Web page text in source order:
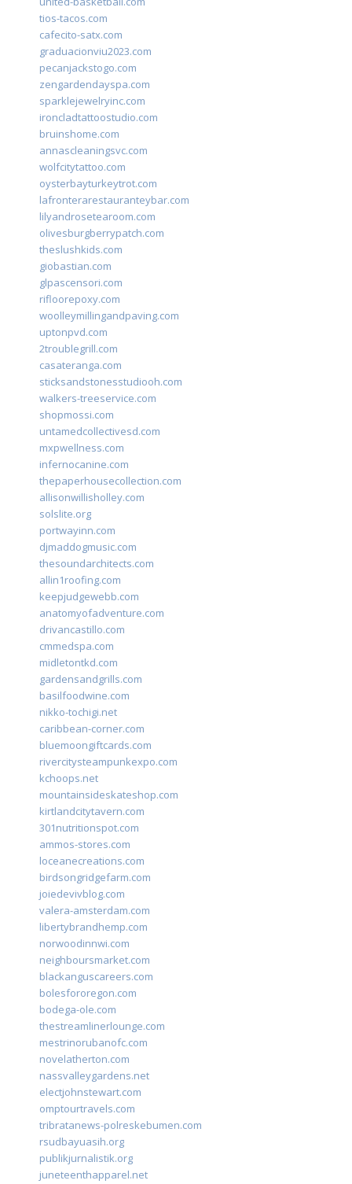
tios-tacos.com
cafecito-satx.com
graduacionviu2023.com
pecanjackstogo.com
zengardendayspa.com
sparklejewelryinc.com
ironcladtattoostudio.com
bruinshome.com
annascleaningsvc.com
wolfcitytattoo.com
oysterbayturkeytrot.com
lafronterarestauranteybar.com
lilyandrosetearoom.com
olivesburgberrypatch.com
theslushkids.com
giobastian.com
glpascensori.com
rifloorepoxy.com
woolleymillingandpaving.com
uptonpvd.com
2troublegrill.com
casateranga.com
sticksandstonesstudiooh.com
walkers-treeservice.com
shopmossi.com
untamedcollectivesd.com
mxpwellness.com
infernocanine.com
thepaperhousecollection.com
allisonwillisholley.com
solslite.org
portwayinn.com
djmaddogmusic.com
thesoundarchitects.com
allin1roofing.com
keepjudgewebb.com
anatomyofadventure.com
drivancastillo.com
cmmedspa.com
midletontkd.com
gardensandgrills.com
basilfoodwine.com
nikko-tochigi.net
caribbean-corner.com
bluemoongiftcards.com
rivercitysteampunkexpo.com
kchoops.net
mountainsideskateshop.com
kirtlandcitytavern.com
301nutritionspot.com
ammos-stores.com
loceanecreations.com
birdsongridgefarm.com
joiedevivblog.com
valera-amsterdam.com
libertybrandhemp.com
norwoodinnwi.com
neighboursmarket.com
blackanguscareers.com
bolesfororegon.com
bodega-ole.com
thestreamlinerlounge.com
mestrinorubanofc.com
novelatherton.com
nassvalleygardens.net
electjohnstewart.com
omptourtravels.com
tribratanews-polreskebumen.com
rsudbayuasih.org
publikjurnalistik.org
juneteenthapparel.net